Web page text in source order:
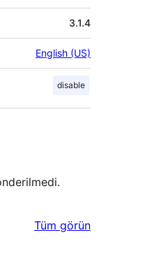
3.1.4
English (US)
disable
Tüm değerlendirmeleri
görün